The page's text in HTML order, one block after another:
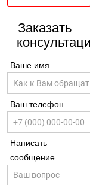
Заказать
Ваше имя
Ваш телефон
Написать
сообщение